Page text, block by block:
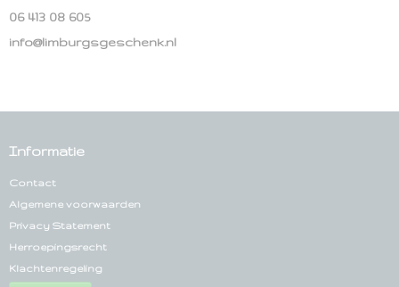
06 413 08 605
info@limburgsgeschenk.nl
Informatie
Contact
Algemene voorwaarden
Privacy Statement
Herroepingsrecht
Klachtenregeling